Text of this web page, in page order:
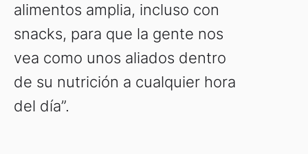
alimentos amplia, incluso con
snacks, para que la gente nos
vea como unos aliados dentro
de su nutrición a cualquier hora
del día”.